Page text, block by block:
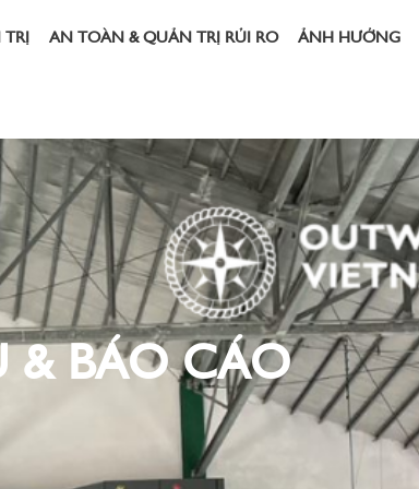
AN TOÀN & QUẢN TRỊ RỦI RO ẢNH HƯỞNG
& BÁO CÁO